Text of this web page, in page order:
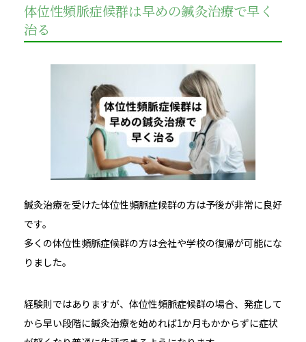
体位性頻脈症候群は早めの鍼灸治療で早く
治る
鍼灸治療を受けた体位性頻脈症候群の方は予後が非常に良好
です。
多くの体位性頻脈症候群の方は会社や学校の復帰が可能にな
りました。
経験則ではありますが、体位性頻脈症候群の場合、発症して
から早い段階に鍼灸治療を始めれば1か月もかからずに症状